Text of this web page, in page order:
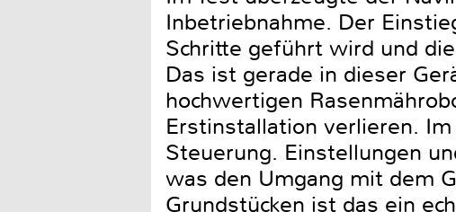
Inbetriebnahme. Der
Schritte geführt wird und
Das ist gerade in dieser
hochwertigen
Erstinstallation verlieren.
Steuerung. Einstellungen
was den Umgang mit dem
Grundstücken ist das ein